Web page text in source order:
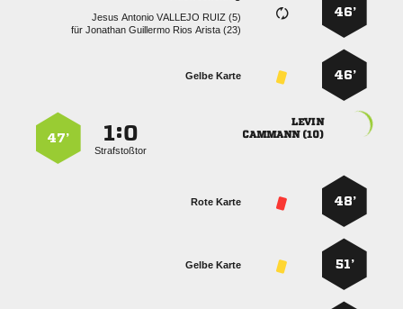
46’
    
für    
46’
Gelbe Karte

 
:
Strafstoßtor
47’
48’
Rote Karte
51’
Gelbe Karte